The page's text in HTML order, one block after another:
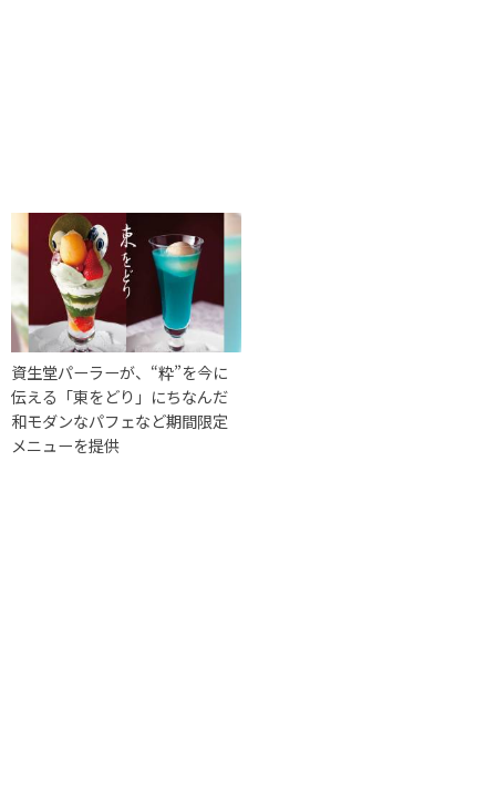
資生堂パーラーが、“粋”を今に
伝える「東をどり」にちなんだ
和モダンなパフェなど期間限定
メニューを提供